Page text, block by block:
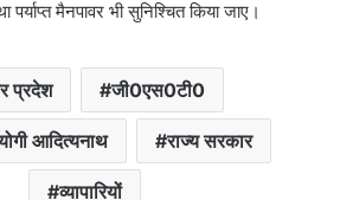
मैनपावर भी सुनिश्चित किया जाए।
प्रदेश जी0एस0टी0
आदित्यनाथ राज्य सरकार
व्यापारियों